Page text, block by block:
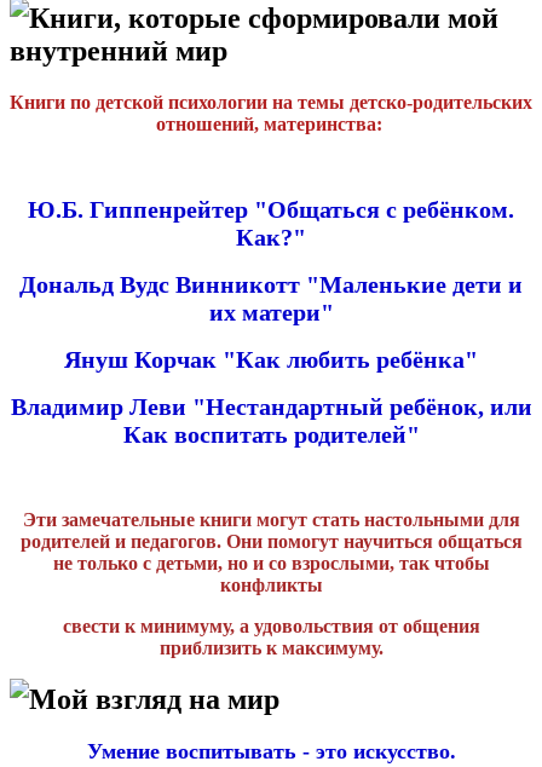
Книги, которые сформировали мой
внутренний мир
Книги по детской психологии на темы детско-родительских
отношений, материнства:
Ю.Б. Гиппенрейтер "Общаться с ребёнком.
Как?"
Дональд Вудс Винникотт "Маленькие дети и
их матери"
Януш Корчак "Как любить ребёнка"
Владимир Леви "Нестандартный ребёнок, или
Как воспитать родителей"
Эти замечательные книги могут стать настольными для
родителей и педагогов. Они помогут научиться общаться
не только с детьми, но и со взрослыми, так чтобы
конфликты
свести к минимуму, а удовольствия от общения
приблизить к максимуму.
Мой взгляд на мир
Умение воспитывать - это искусство.